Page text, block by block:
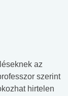
az
szerint
hirtelen